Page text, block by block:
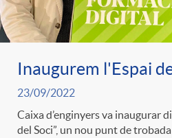
Inaugurem l'Espai
23/09/2022
Caixa d’enginyers va inaugurar
del Soci”, un nou punt de